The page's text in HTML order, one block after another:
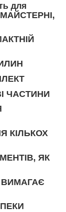
для
МАЙСТЕРНІ,
ЧАСТИНИ
КІЛЬКОХ
ЯК